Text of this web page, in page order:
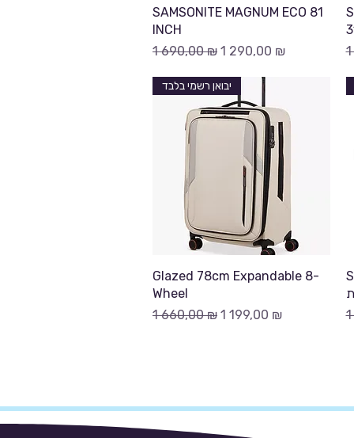
Быстрый просмотр
SAMSONITE MAGNUM ECO 81
INCH
Обычная цена
1 690,00 ₪ Цена со скидкой
1 290,00 ₪
Быстрый просмотр
יבואן רשמי בלבד
Glazed 78cm Expandable 8-
Wheel
Обычная цена
1 660,00 ₪ Цена со скидкой
1 199,00 ₪